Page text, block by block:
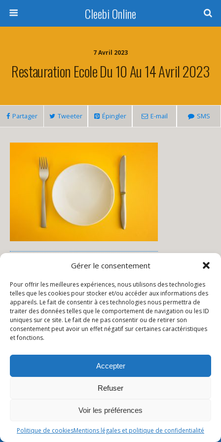
Gérer le consentement
Pour offrir les meilleures expériences, nous utilisons des technologies
telles que les cookies pour stocker et/ou accéder aux informations des
appareils. Le fait de consentir à ces technologies nous permettra de
traiter des données telles que le comportement de navigation ou les ID
uniques sur ce site. Le fait de ne pas consentir ou de retirer son
consentement peut avoir un effet négatif sur certaines caractéristiques
et fonctions.
Accepter
Refuser
Voir les préférences
Politique de cookiesMentions légales et politique de confidentialité
Cleebi Online
7 Avril 2023
Restauration Ecole Du 10 Au 14 Avril 2023
Partager Tweeter Épingler E-mail SMS
Menu de la semaine
Publication Précédente
TPS - PS
Publication Suivante
Restauration Ecole Du 17 Au
Mobile Bureau